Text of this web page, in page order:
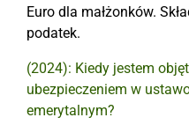
Euro dla małżonków.
podatek.
(2024): Kiedy jestem
ubezpieczeniem w
emerytalnym?